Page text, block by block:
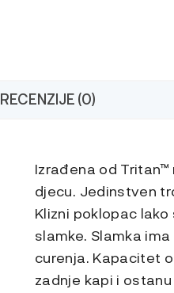
RECENZIJE (0)
Izrađena od
djecu. Jedinstven
Klizni poklopac
slamke. Slamka
curenja. Kapacitet
zadnje kapi i